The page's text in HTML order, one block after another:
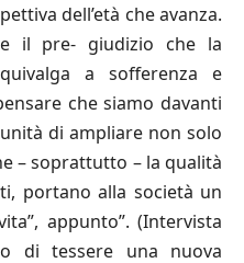
dell’età che avanza.
il pre- giudizio che la
a sofferenza e
che siamo davanti
di ampliare non solo
– soprattutto – la qualità
portano alla società un
appunto”. (Intervista
di tessere una nuova